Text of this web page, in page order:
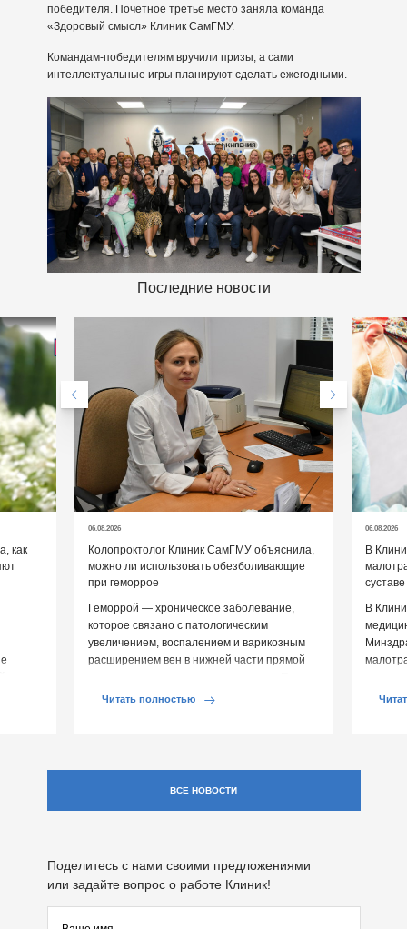
победителя. Почетное третье место заняла команда
«Здоровый смысл» Клиник СамГМУ.
Командам-победителям вручили призы, а сами
интеллектуальные игры планируют сделать ежегодными.
Последние новости
как
06.08.2026
Колопроктолог Клиник СамГМУ объяснила,
можно ли использовать обезболивающие
при геморрое
Геморрой — хроническое заболевание,
которое связано с патологическим
увеличением, воспалением и варикозным
расширением вен в нижней части прямой
обострении […]
Читать полностью
06.08.2026
В
суставе
В
ВСЕ НОВОСТИ
Поделитесь с нами своими предложениями
или задайте вопрос о работе Клиник!